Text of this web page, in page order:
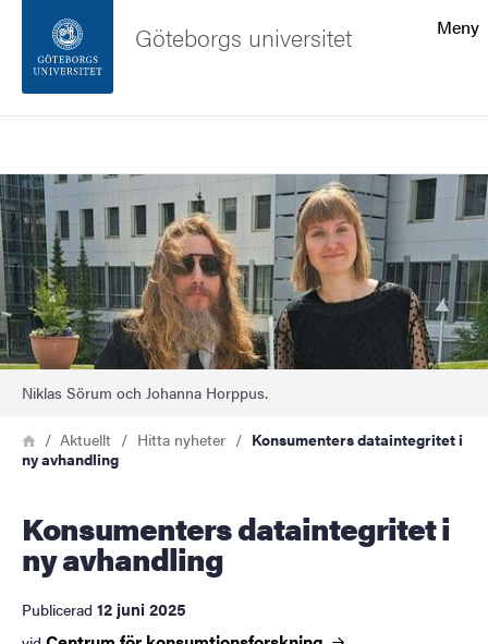
Sidfoten
Om webbplatsen
Meny
Göteborgs universitet
Bild
Niklas Sörum och Johanna Horppus.
Länkstig
HemAktuellt Hitta nyheter
Konsumenters dataintegritet i
ny avhandling
Konsumenters dataintegritet i
ny avhandling
Publicerad 12 juni 2025